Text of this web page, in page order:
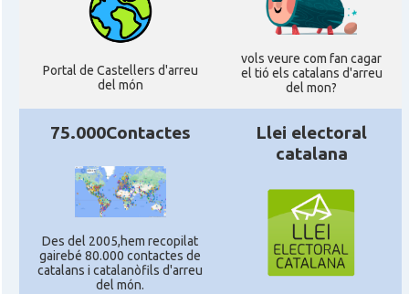
Portal de Castellers d'arreu
del món
vols veure com fan cagar
el tió els catalans d'arreu
del mon?
75.000Contactes
Des del 2005,hem recopilat
gairebé 80.000 contactes de
catalans i catalanòfils d'arreu
del món.
Llei electoral
catalana